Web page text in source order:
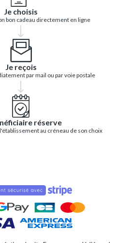
Je choisis
bon cadeau directement en ligne
Je reçois
par mail ou par voie postale
réserve
au créneau de son choix